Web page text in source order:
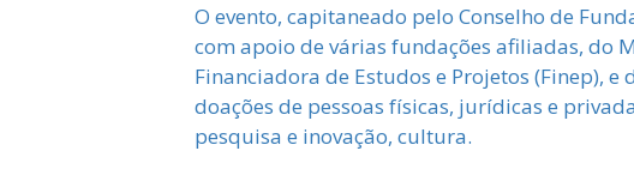
O evento, capitaneado pelo Conselho de
com apoio de várias fundações afiliadas, do
Financiadora de Estudos e Projetos (Finep),
doações de pessoas físicas, jurídicas e
pesquisa e inovação, cultura.